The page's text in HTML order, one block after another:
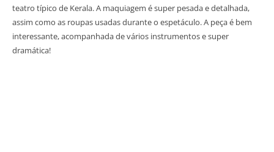
teatro típico de Kerala. A maquiagem é super pesada e detalhada,
assim como as roupas usadas durante o espetáculo. A peça é bem
interessante, acompanhada de vários instrumentos e super
dramática!